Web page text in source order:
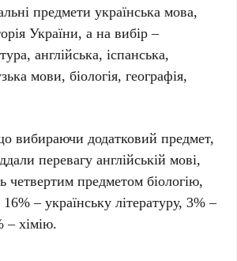
предмети українська мова,
України, а на вибір –
англійська, іспанська,
мови, біологія, географія,
вибираючи додатковий предмет,
перевагу англійській мові,
четвертим предметом біологію,
– українську літературу, 3% –
– хімію.